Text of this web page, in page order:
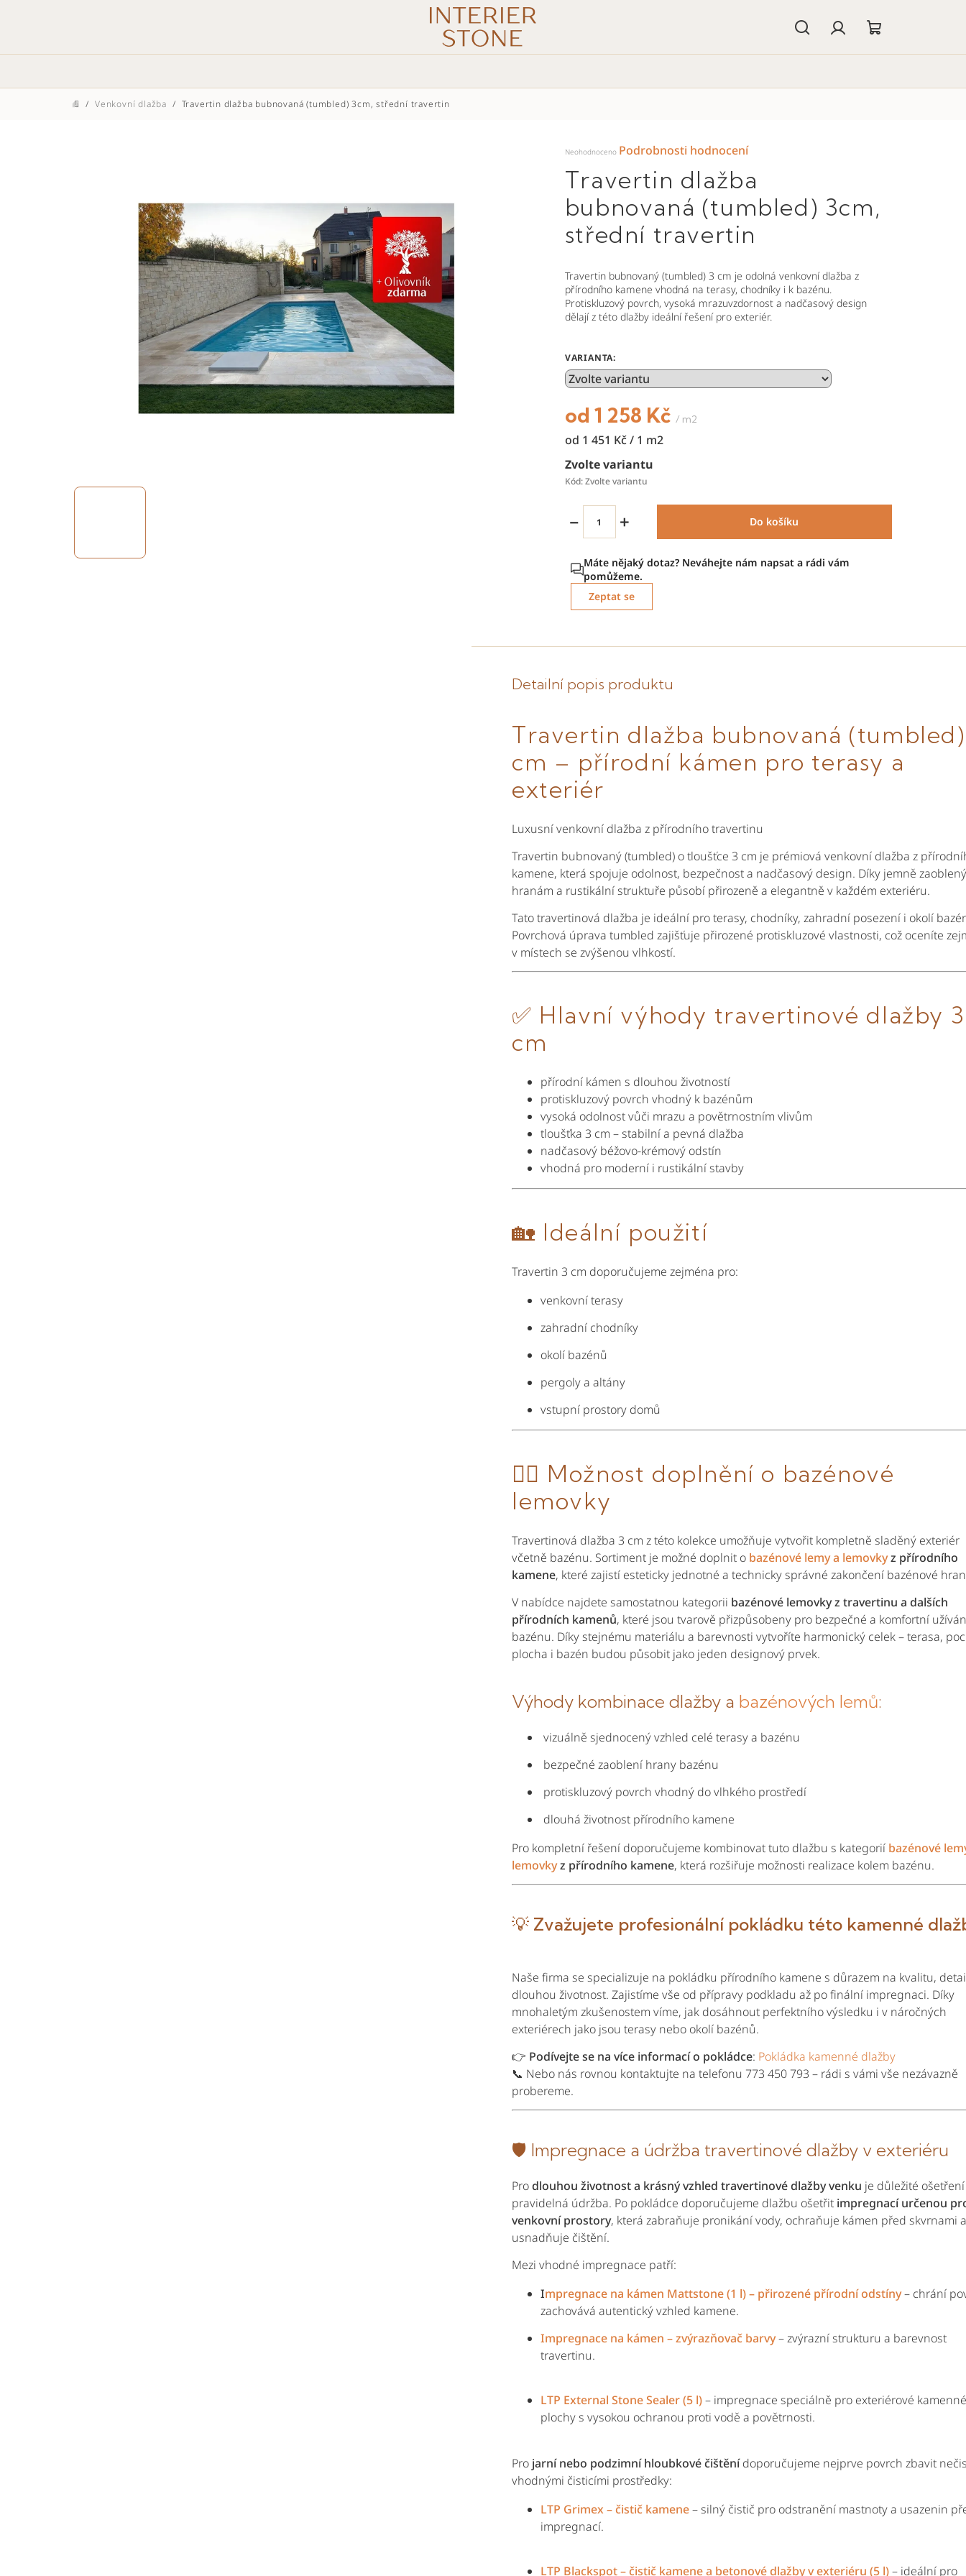
košík
Domů
/ Venkovní dlažba / Travertin dlažba bubnovaná (tumbled) 3cm, střední travertin
Travertin dlažba
bubnovaná (tumbled) 3cm,
střední travertin
hodnocení
produktu
0,0
hvězdiček.
Neohodnoceno Podrobnosti hodnocení
Travertin bubnovaný (tumbled) 3 cm je odolná venkovní dlažba z
přírodního kamene vhodná na terasy, chodníky i k bazénu.
Protiskluzový povrch, vysoká mrazuvzdornost a nadčasový design
dělají z této dlažby ideální řešení pro exteriér.
VARIANTA:
od 1 258 Kč / m2
Měrná
cena:
od 1 451 Kč / 1 m2
Zvolte variantu
Kód:Zvolte variantu
+
− Do košíku
Zeptat se
Detailní popis produktu
Travertin dlažba bubnovaná
cm – přírodní kámen pro terasy a
exteriér
Luxusní venkovní dlažba z přírodního travertinu
Travertin bubnovaný (tumbled) o tloušťce 3 cm je prémiová venkovní dlažba z
kamene, která spojuje odolnost, bezpečnost a nadčasový design. Díky jemně
hranám a rustikální struktuře působí přirozeně a elegantně v každém exteriéru.
Tato travertinová dlažba je ideální pro terasy, chodníky, zahradní posezení i okolí
Povrchová úprava tumbled zajišťuje přirozené protiskluzové vlastnosti, což oceníte
v místech se zvýšenou vlhkostí.
✅ Hlavní výhody travertinové dlažby 3
cm
přírodní kámen s dlouhou životností
protiskluzový povrch vhodný k bazénům
vysoká odolnost vůči mrazu a povětrnostním vlivům
tloušťka 3 cm – stabilní a pevná dlažba
nadčasový béžovo-krémový odstín
vhodná pro moderní i rustikální stavby
🏡 Ideální použití
Travertin 3 cm doporučujeme zejména pro:
venkovní terasy
zahradní chodníky
okolí bazénů
pergoly a altány
vstupní prostory domů
🏊‍♂️ Možnost doplnění o bazénové
lemovky
Travertinová dlažba 3 cm z této kolekce umožňuje vytvořit kompletně sladěný exteriér
včetně bazénu. Sortiment je možné doplnit o bazénové lemy a lemovkyz přírodního
kamene, které zajistí esteticky jednotné a technicky správné zakončení bazénové
V nabídce najdete samostatnou kategorii bazénové lemovky z travertinu a dalších
přírodních kamenů, které jsou tvarově přizpůsobeny pro bezpečné a komfortní
bazénu. Díky stejnému materiálu a barevnosti vytvoříte harmonický celek – terasa,
plocha i bazén budou působit jako jeden designový prvek.
Výhody kombinace dlažby a bazénových lemů:
vizuálně sjednocený vzhled celé terasy a bazénu
bezpečné zaoblení hrany bazénu
protiskluzový povrch vhodný do vlhkého prostředí
dlouhá životnost přírodního kamene
Pro kompletní řešení doporučujeme kombinovat tuto dlažbu s kategorií bazénové
lemovkyz přírodního kamene, která rozšiřuje možnosti realizace kolem bazénu.
💡 Zvažujete profesionální pokládku této kamenné
Naše firma se specializuje na pokládku přírodního kamene s důrazem na kvalitu,
dlouhou životnost. Zajistíme vše od přípravy podkladu až po finální impregnaci. Díky
mnohaletým zkušenostem víme, jak dosáhnout perfektního výsledku i v náročných
exteriérech jako jsou terasy nebo okolí bazénů.
👉 Podívejte se na více informací o pokládce: Pokládka kamenné dlažby
📞 Nebo nás rovnou kontaktujte na telefonu 773 450 793 – rádi s vámi vše nezávazně
probereme.
🛡️ Impregnace a údržba travertinové dlažby v exteriéru
Prodlouhou životnost a krásný vzhled travertinové dlažby venku je důležité
pravidelná údržba. Po pokládce doporučujeme dlažbu ošetřit impregnací určenou
venkovní prostory, která zabraňuje pronikání vody, ochraňuje kámen před skvrnami a
usnadňuje čištění.
Mezi vhodné impregnace patří:
Impregnace na kámen Mattstone (1 l) – přirozené přírodní odstíny– chrání
zachovává autentický vzhled kamene.
Impregnace na kámen – zvýrazňovač barvy– zvýrazní strukturu a barevnost
travertinu.
LTP External Stone Sealer (5 l)– impregnace speciálně pro exteriérové kamenné
plochy s vysokou ochranou proti vodě a povětrnosti.
Pro jarní nebo podzimní hloubkové čištěnídoporučujeme nejprve povrch zbavit
vhodnými čisticími prostředky:
LTP Grimex – čistič kamene– silný čistič pro odstranění mastnoty a usazenin
impregnací.
LTP Blackspot – čistič kamene a betonové dlažby v exteriéru (5 l)– ideální pro